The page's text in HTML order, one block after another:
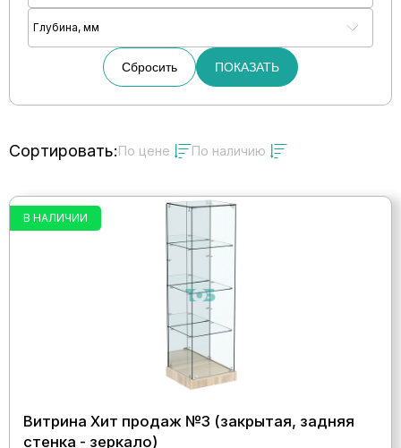
Глубина, мм
Сбросить ПОКАЗАТЬ
Сортировать:По цене По наличию
В НАЛИЧИИ
Витрина Хит продаж №3 (закрытая, задняя
стенка - зеркало)